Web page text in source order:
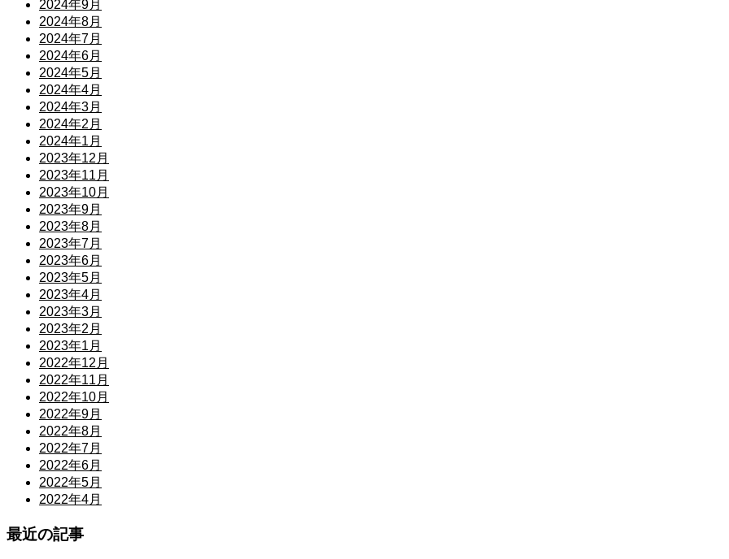
2024年9月
2024年8月
2024年7月
2024年6月
2024年5月
2024年4月
2024年3月
2024年2月
2024年1月
2023年12月
2023年11月
2023年10月
2023年9月
2023年8月
2023年7月
2023年6月
2023年5月
2023年4月
2023年3月
2023年2月
2023年1月
2022年12月
2022年11月
2022年10月
2022年9月
2022年8月
2022年7月
2022年6月
2022年5月
2022年4月
最近の記事